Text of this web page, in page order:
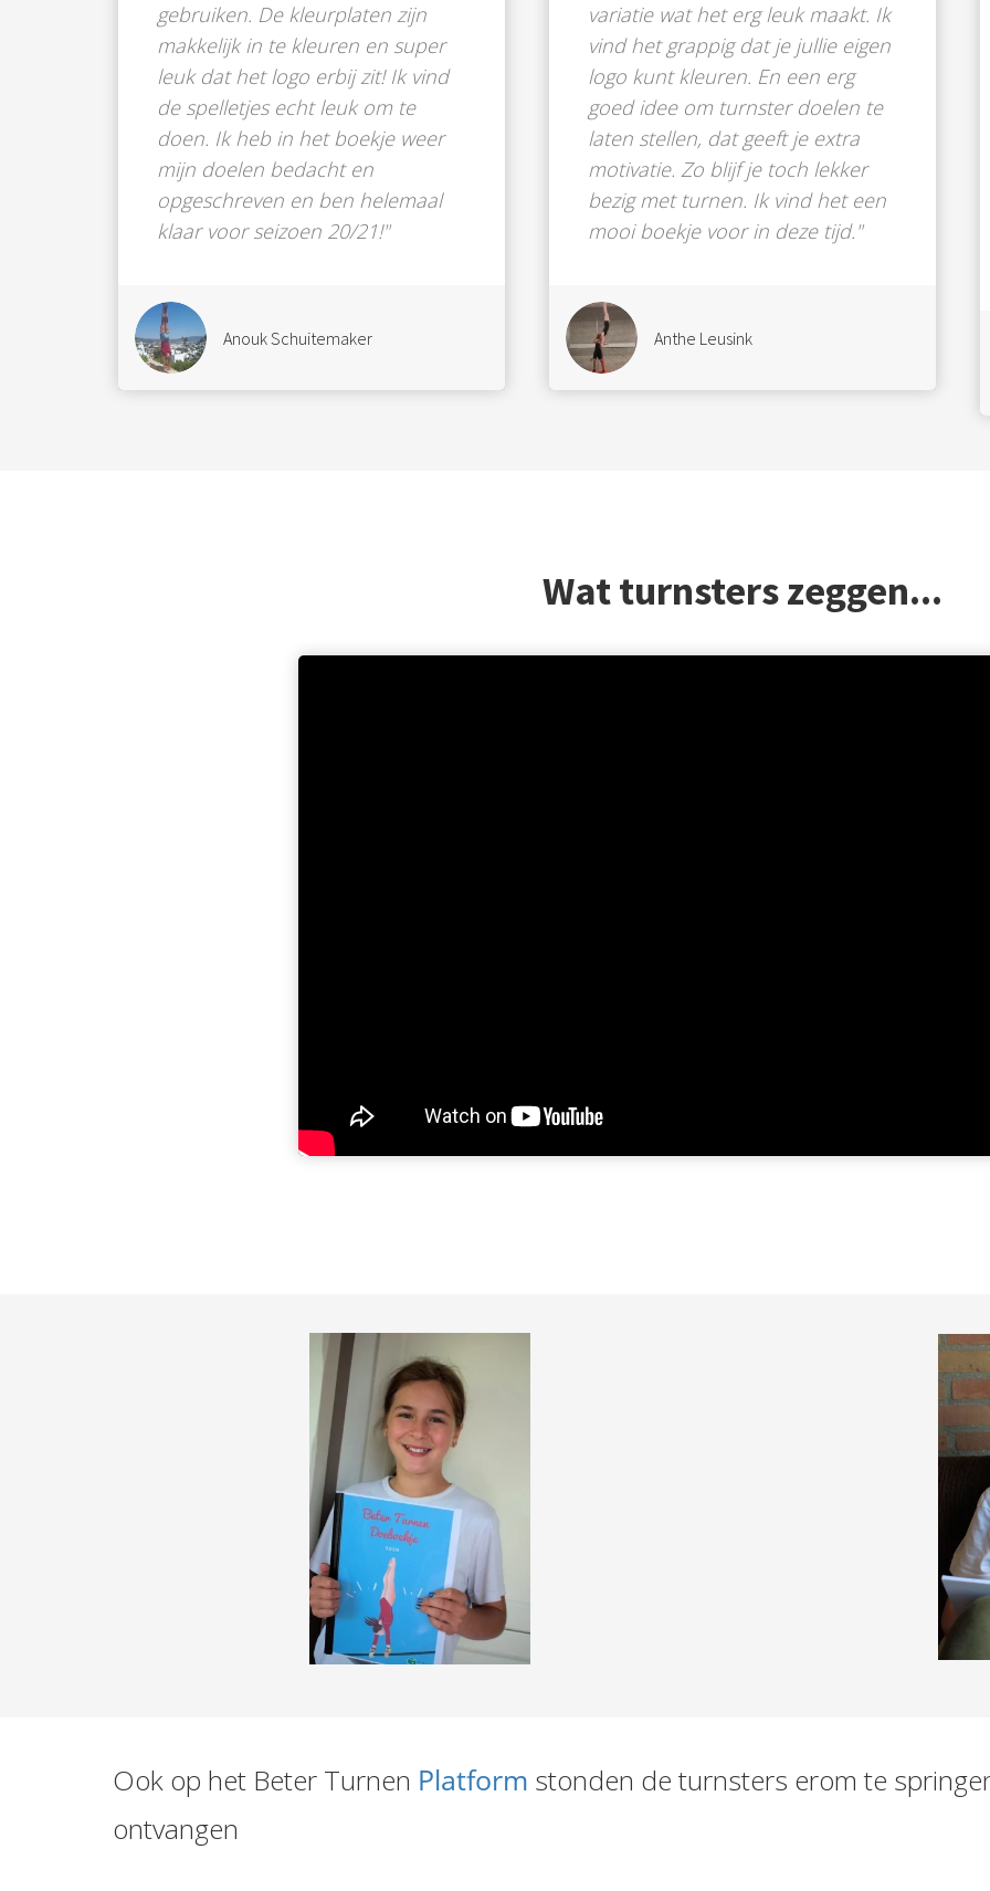
gebruiken. De kleurplaten zijn
makkelijk in te kleuren en super
leuk dat het logo erbij zit! Ik vind
de spelletjes echt leuk om te
doen. Ik heb in het boekje weer
mijn doelen bedacht en
opgeschreven en ben helemaal
klaar voor seizoen 20/21!"
Anouk Schuitemaker
variatie wat het erg leuk maakt. Ik
vind het grappig dat je jullie eigen
logo kunt kleuren. En een erg
goed idee om turnster doelen te
laten stellen, dat geeft je extra
motivatie. Zo blijf je toch lekker
bezig met turnen. Ik vind het een
mooi boekje voor in deze tijd."
Anthe Leusink
Wat turnsters zeggen...
Ook op het Beter Turnen Platform stonden de turnsters erom te
ontvangen